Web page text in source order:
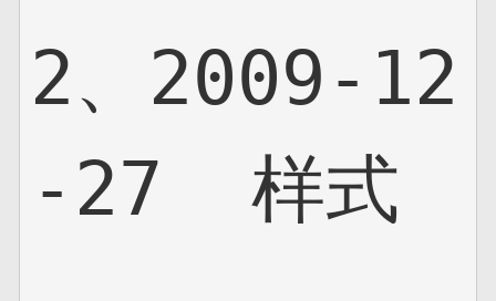
2、2009-12
-27  样式